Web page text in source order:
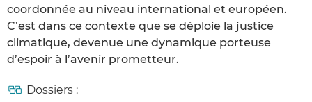
coordonnée au niveau international et européen.
C’est dans ce contexte que se déploie la justice
climatique, devenue une dynamique porteuse
d’espoir à l’avenir prometteur.
Dossiers :